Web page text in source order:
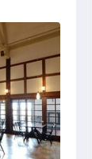
員登用
社内研